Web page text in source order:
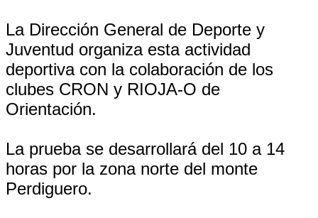
La Dirección General de Deporte y
Juventud organiza esta actividad
deportiva con la colaboración de los
clubes CRON y RIOJA-O de
Orientación.
La prueba se desarrollará del 10 a 14
horas por la zona norte del monte
Perdiguero.